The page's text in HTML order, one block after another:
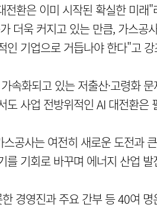
전환은 이미 시작된 확실한 미래
더욱 커지고 있는 만큼, 가스공
인 기업으로 거듭나야 한다"고
속화되고 있는 저출산·고령화
도 사업 전방위적인 AI 대전환은
스공사는 여전히 새로운 도전과
를 기회로 바꾸며 에너지 산업
경영진과 주요 간부 등 40여